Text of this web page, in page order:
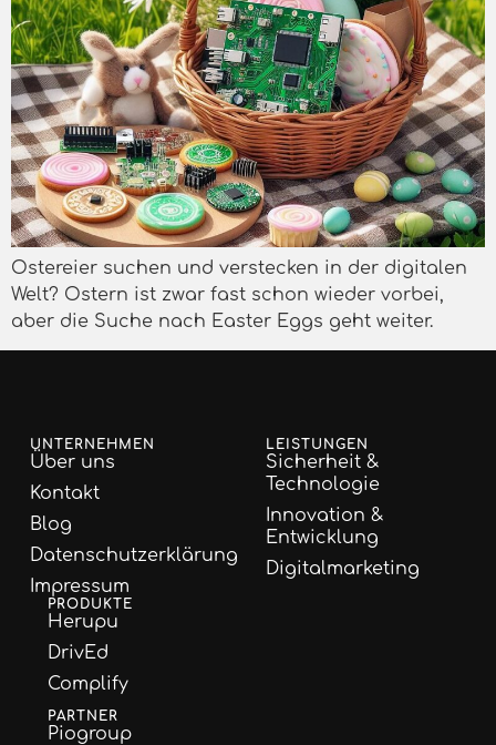
Ostereier suchen und verstecken in der digitalen
Welt? Ostern ist zwar fast schon wieder vorbei,
aber die Suche nach Easter Eggs geht weiter.
UNTERNEHMEN
Über uns
Kontakt
Blog
Datenschutzerklärung
Impressum
LEISTUNGEN
Sicherheit &
Technologie
Innovation &
Entwicklung
Digitalmarketing
PRODUKTE
Herupu
DrivEd
Complify
PARTNER
Piogroup